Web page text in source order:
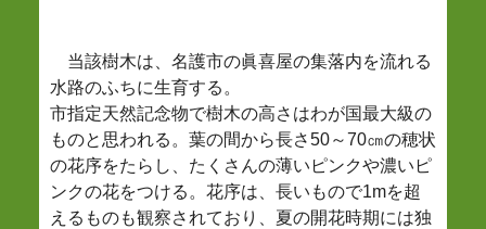
当該樹木は、名護市の眞喜屋の集落内を流れる
水路のふちに生育する。
市指定天然記念物で樹木の高さはわが国最大級の
ものと思われる。葉の間から長さ50～70㎝の穂状
の花序をたらし、たくさんの薄いピンクや濃いピ
ンクの花をつける。花序は、長いもので1mを超
えるものも観察されており、夏の開花時期には独